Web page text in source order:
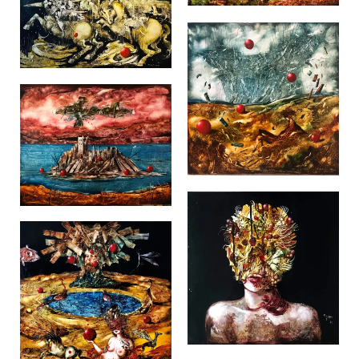
Hommage á
Leonardo
2021 Festmény
Ararát
2021 Festmény
A Nagy
Utazás
Festmény
A kertész
2021 Festmény